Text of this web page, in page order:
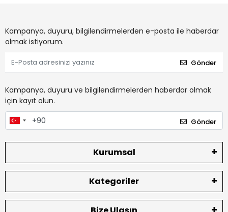
Kampanya, duyuru, bilgilendirmelerden e-posta ile haberdar
olmak istiyorum.
Gönder
Kampanya, duyuru ve bilgilendirmelerden haberdar olmak
için kayıt olun.
Gönder
Kurumsal
Kategoriler